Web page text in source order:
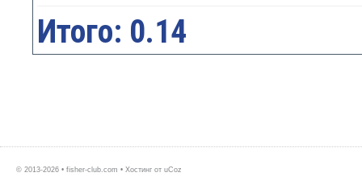
Итого: 0.14
© 2013-2026 • fisher-club.com • Хостинг от uCoz